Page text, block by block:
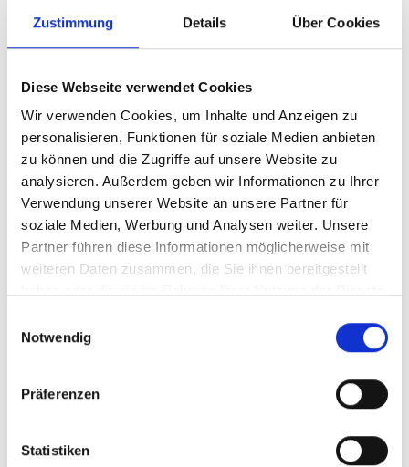
Zustimmung Details Über Cookies
Diese Webseite verwendet Cookies
Wir verwenden Cookies, um Inhalte und Anzeigen zu
personalisieren, Funktionen für soziale Medien anbieten
zu können und die Zugriffe auf unsere Website zu
analysieren. Außerdem geben wir Informationen zu Ihrer
Verwendung unserer Website an unsere Partner für
soziale Medien, Werbung und Analysen weiter. Unsere
Partner führen diese Informationen möglicherweise mit
weiteren Daten zusammen, die Sie ihnen bereitgestellt
Notwendig
Präferenzen
Statistiken
TOURPREIS:
» geführte Motorrad-Ausfahrt;
» Mittagessen;
ACHTUNG:
» Mautgebühr von Euro 12,00 pro Motorrad nicht im
Tourpreis enthalten (Stand 01.05.2017);
» Grenzkontrollen beim Tunnel „Munt la Schera“ (CH)
und in Taufers im Münstertal (ITA) – gültige
Identitätskarte/Reisepass mitführen;
V